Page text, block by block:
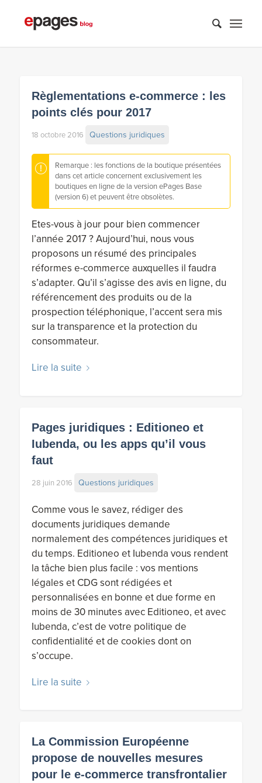
Règlementations e-commerce : les
points clés pour 2017
18 octobre 2016 Questions juridiques
Remarque : les fonctions de la boutique présentées
dans cet article concernent exclusivement les
boutiques en ligne de la version ePages Base
(version 6) et peuvent être obsolètes.
Etes-vous à jour pour bien commencer
l’année 2017 ? Aujourd’hui, nous vous
proposons un résumé des principales
réformes e-commerce auxquelles il faudra
s’adapter. Qu’il s’agisse des avis en ligne, du
référencement des produits ou de la
prospection téléphonique, l’accent sera mis
sur la transparence et la protection du
consommateur.
Lire la suite
Pages juridiques : Editioneo et
Iubenda, ou les apps qu’il vous
faut
28 juin 2016 Questions juridiques
Comme vous le savez, rédiger des
documents juridiques demande
normalement des compétences juridiques et
du temps. Editioneo et Iubenda vous rendent
la tâche bien plus facile : vos mentions
légales et CDG sont rédigées et
personnalisées en bonne et due forme en
moins de 30 minutes avec Editioneo, et avec
Iubenda, c’est de votre politique de
confidentialité et de cookies dont on
s’occupe.
Lire la suite
La Commission Européenne
propose de nouvelles mesures
pour le e-commerce transfrontalier